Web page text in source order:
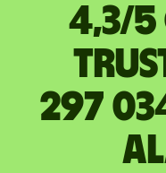
4,3/
297